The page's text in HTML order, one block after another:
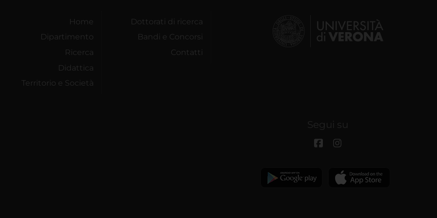
Home
Dipartimento
Ricerca
Didattica
Territorio e Società
Dottorati di ricerca
Bandi e Concorsi
Contatti
Segui su